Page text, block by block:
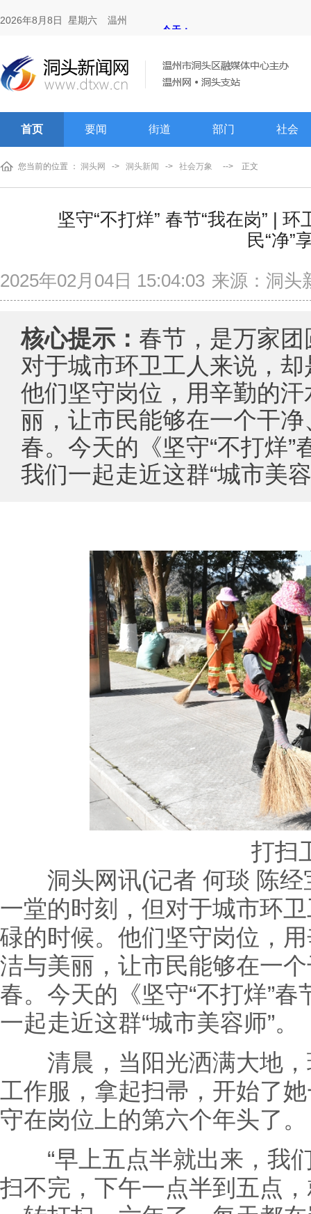
2026年8月8日 星期六 温州
首页 要闻 街道 部门 社会
您当前的位置 ： 洞头网 -> 洞头新闻 -> 社会万象 --> 正文
坚守“不打烊” 春节“我在岗” |
民“净”
2025年02月04日 15:04:03 来源：洞头
核心提示： 春节，是万家
对于城市环卫工人来说，
他们坚守岗位，用辛勤的
丽，让市民能够在一个干
春。今天的《坚守“不打烊”
我们一起走近这群“城市美
打扫
洞头网讯(记者 何琰 陈经
一堂的时刻，但对于城市环
碌的时候。他们坚守岗位，
洁与美丽，让市民能够在一
春。今天的《坚守“不打烊”春
一起走近这群“城市美容师”。
清晨，当阳光洒满大地，
工作服，拿起扫帚，开始了
守在岗位上的第六个年头了。
“早上五点半就出来，我
扫不完，下午一点半到五点